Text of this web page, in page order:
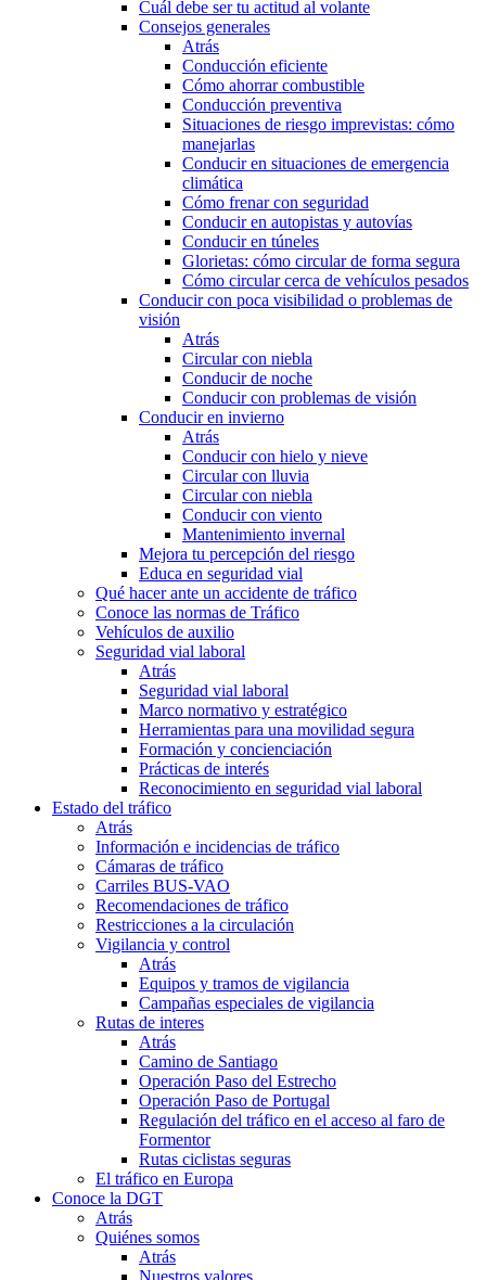
Cuál debe ser tu actitud al volante
Consejos generales
Atrás
Conducción eficiente
Cómo ahorrar combustible
Conducción preventiva
Situaciones de riesgo imprevistas: cómo
manejarlas
Conducir en situaciones de emergencia
climática
Cómo frenar con seguridad
Conducir en autopistas y autovías
Conducir en túneles
Glorietas: cómo circular de forma segura
Cómo circular cerca de vehículos pesados
Conducir con poca visibilidad o problemas de
visión
Atrás
Circular con niebla
Conducir de noche
Conducir con problemas de visión
Conducir en invierno
Atrás
Conducir con hielo y nieve
Circular con lluvia
Circular con niebla
Conducir con viento
Mantenimiento invernal
Mejora tu percepción del riesgo
Educa en seguridad vial
Qué hacer ante un accidente de tráfico
Conoce las normas de Tráfico
Vehículos de auxilio
Seguridad vial laboral
Atrás
Seguridad vial laboral
Marco normativo y estratégico
Herramientas para una movilidad segura
Formación y concienciación
Prácticas de interés
Reconocimiento en seguridad vial laboral
Estado del tráfico
Atrás
Información e incidencias de tráfico
Cámaras de tráfico
Carriles BUS-VAO
Recomendaciones de tráfico
Restricciones a la circulación
Vigilancia y control
Atrás
Equipos y tramos de vigilancia
Campañas especiales de vigilancia
Rutas de interes
Atrás
Camino de Santiago
Operación Paso del Estrecho
Operación Paso de Portugal
Regulación del tráfico en el acceso al faro de
Formentor
Rutas ciclistas seguras
El tráfico en Europa
Conoce la DGT
Atrás
Quiénes somos
Atrás